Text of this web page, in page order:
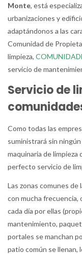
Monte, está
urbanizaciones y
adaptándonos a las
Comunidad de
limpieza,
servicio de
Servicio de
Como todas las
suministrará sin
maquinaria de limpieza
perfecto servicio de
Las zonas comunes de
con mucha frecuencia,
cada día por ellas
mantenimiento,
portales se manchan
patio común se llenan,